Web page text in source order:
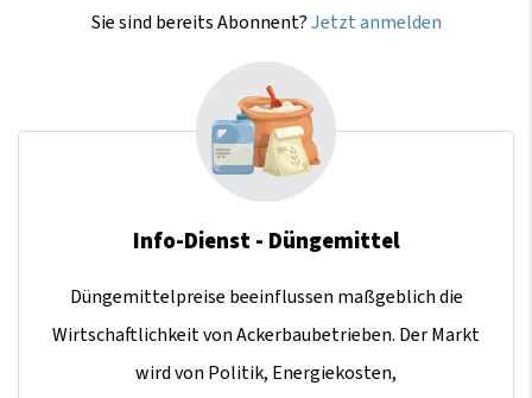
Sie sind bereits Abonnent?Jetzt anmelden
Info-Dienst - Düngemittel
Düngemittelpreise beeinflussen maßgeblich die
Wirtschaftlichkeit von Ackerbaubetrieben. Der Markt
wird von Politik, Energiekosten,